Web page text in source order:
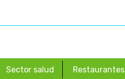
Sector salud Restaurantes